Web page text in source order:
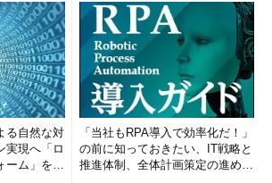
る自然な対
実現へ「ロ
ーム」を発
「当社もRPA導入で効率化だ！」
の前に知っておきたい、IT戦略と
推進体制、全体計画策定の進め方